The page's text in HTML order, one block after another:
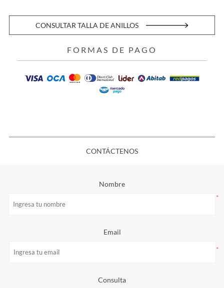
CONSULTAR TALLA DE ANILLOS
FORMAS DE PAGO
CONTÁCTENOS
Nombre
*
Email
*
Consulta